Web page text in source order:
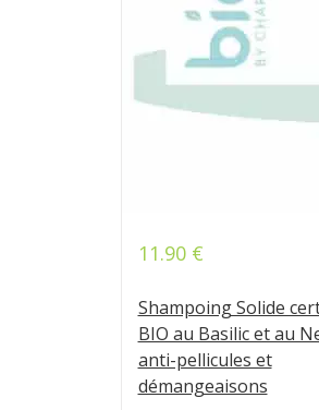
11.90 €
Shampoing Solide
BIO au Basilic et au
anti-pellicules et
démangeaisons